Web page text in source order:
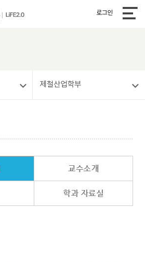
로그인
제철산업학부
교수소개
학과 자료실